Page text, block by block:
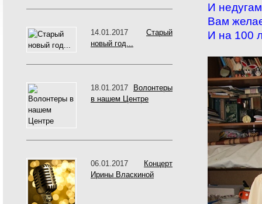
14.01.2017 Старый
новый год...
18.01.2017
Волонтеры
в нашем Центре
06.01.2017
Концерт
Ирины Власкиной
И
Вам
И на 100